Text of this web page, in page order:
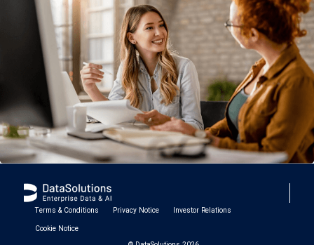
Terms & Conditions Privacy Notice Investor Relations
Cookie Notice